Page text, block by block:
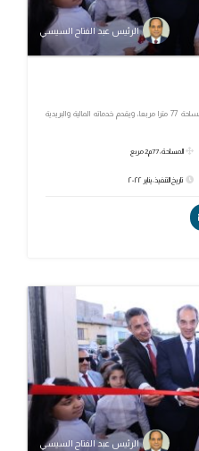
الرئيس عبد الفتاح السيسي
تطوير مكتب بريد قناة السويس يقع على مساحة 77 مترا مربعا، ويقدم خدماته المالية والبريدية
المساحة: 77م2 مربع
تاريخ التنفيذ: يناير ٢٠٢٢
الرئيس عبد الفتاح السيسي